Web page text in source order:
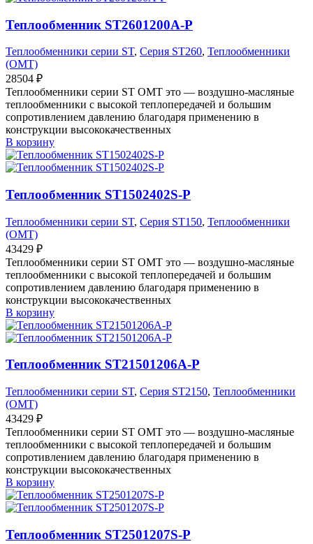
Теплообменник ST2601200A-P
Теплообменники серии ST, Серия ST260, Теплообменники
(OMT)
28504 ₽
Теплообменники серии ST OMT это — воздушно-масляные
теплообменники с высокой теплопередачей и большим
сопротивлением давлению благодаря применению в
конструкции высококачественных
В корзину
Теплообменник ST1502402S-P
Теплообменники серии ST, Серия ST150, Теплообменники
(OMT)
43429 ₽
Теплообменники серии ST OMT это — воздушно-масляные
теплообменники с высокой теплопередачей и большим
сопротивлением давлению благодаря применению в
конструкции высококачественных
В корзину
Теплообменник ST21501206A-P
Теплообменники серии ST, Серия ST2150, Теплообменники
(OMT)
43429 ₽
Теплообменники серии ST OMT это — воздушно-масляные
теплообменники с высокой теплопередачей и большим
сопротивлением давлению благодаря применению в
конструкции высококачественных
В корзину
Теплообменник ST2501207S-P